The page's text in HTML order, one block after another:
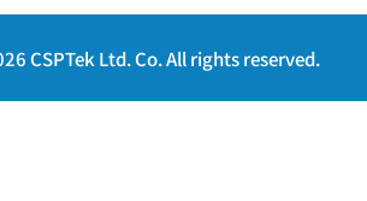
CSPTek Ltd. Co. All rights reserved.